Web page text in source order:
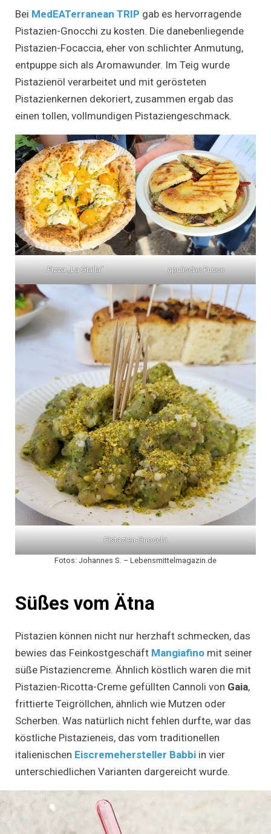
Bei MedEATerranean TRIP gab es hervorragende
Pistazien-Gnocchi zu kosten. Die danebenliegende
Pistazien-Focaccia, eher von schlichter Anmutung,
entpuppe sich als Aromawunder. Im Teig wurde
Pistazienöl verarbeitet und mit gerösteten
Pistazienkernen dekoriert, zusammen ergab das
einen tollen, vollmundigen Pistaziengeschmack.
Pizza „La Gialla“ apulische Pucce
Pistazien-Gnocchi
Fotos: Johannes S. – Lebensmittelmagazin.de
Süßes vom Ätna
Pistazien können nicht nur herzhaft schmecken, das
bewies das Feinkostgeschäft Mangiafino mit seiner
süße Pistaziencreme. Ähnlich köstlich waren die mit
Pistazien-Ricotta-Creme gefüllten Cannoli von Gaia,
frittierte Teigröllchen, ähnlich wie Mutzen oder
Scherben. Was natürlich nicht fehlen durfte, war das
köstliche Pistazieneis, das vom traditionellen
italienischen Eiscremehersteller Babbi in vier
unterschiedlichen Varianten dargereicht wurde.